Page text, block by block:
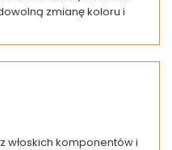
zmianę koloru i
włoskich komponentów i